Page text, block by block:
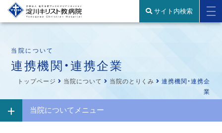
サイト内検索
当院について
連携機関・連携企業
トップページ 当院について 当院のとりくみ
連携機関・連携企
業
当院についてメニュー